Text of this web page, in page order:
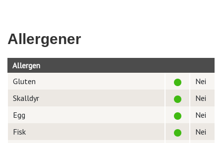
Allergener
Allergen
Gluten
Nei
Skalldyr
Nei
Egg
Nei
Fisk
Nei